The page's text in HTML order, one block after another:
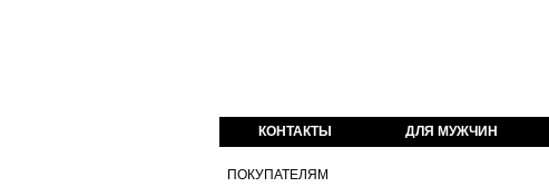
КОНТАКТЫ ДЛЯ МУЖЧИН
ПОКУПАТЕЛЯМ